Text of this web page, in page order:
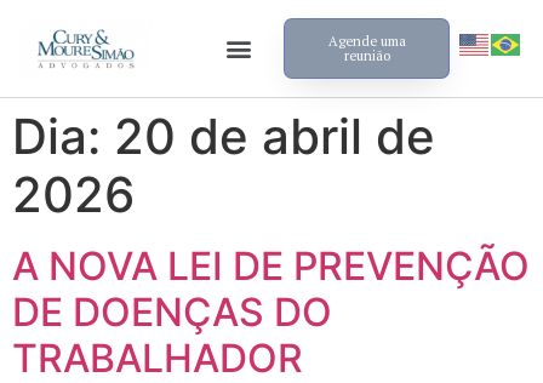
Agende uma
reunião
Dia: 20 de abril de
2026
A NOVA LEI DE PREVENÇÃO
DE DOENÇAS DO
TRABALHADOR